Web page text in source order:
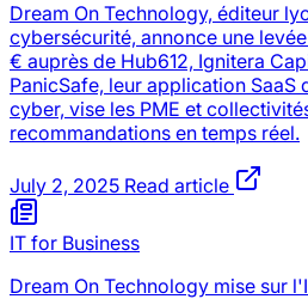
Dream On Technology, éditeur
cybersécurité, annonce une
€ auprès de Hub612, Ignitera
PanicSafe, leur application SaaS
cyber, vise les PME et
recommandations en temps réel.
July 2, 2025 Read article
IT for Business
Dream On Technology mise sur